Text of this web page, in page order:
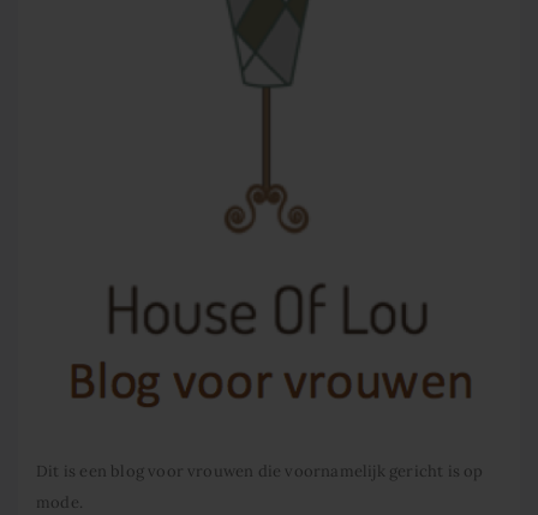
Dit is een blog voor vrouwen die voornamelijk gericht is op
mode.